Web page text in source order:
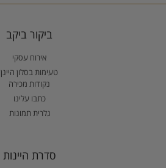
ביקור ביקב
אירוח עסקי
טעימות בסלון היינן
נקודות מכירה
כתבו עלינו
גלרית תמונות
סדרת היינות